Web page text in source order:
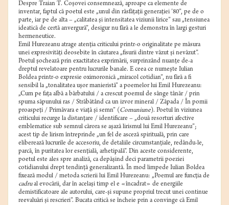
Despre Traian T. Coşovei consemnează, aproape ca elemente de
inventar, faptul că poetul este „unul din răsfăţaţii generaţiei ’80”, pe de o
parte, iar pe de alta – „calitatea şi intensitatea viziunii lirice” sau „tensiunea
ideatică de certă anvergură”, desigur nu fără a le demonstra în largi gesturi
hermeneutice.
Emil Hurezeanu atrage atenţia criticului printr-o originalitate pe măsura
unei expresivităţi deosebite în căutarea „fisurii dintre văzut şi nevăzut”.
Poetul şochează prin exactitatea exprimării, surprinzând nuanţe de-a
dreptul revelatoare pentru lucrurile banale. E ceea ce numeşte Iulian
Boldea printr-o expresie oximoronică „miracol cotidian”, nu fără a fi
sensibil la „tonalitatea uşor manieristă” a poemelor lui Emil Hurezeanu:
„Cum pe faţa albă a bărbatului / a crescut poemul de sânge tânăr / prin
spuma săpunului ras / Străbătând ca un izvor mineral / Zăpada / În pomii
proaspeţi / Primăvara e viaţă şi semn” ( Comuniune). Poetul în viziunea
criticului recurge la distanţare / identificare – „două resorturi afective
emblematice sub semnul cărora se aşază lirismul lui Emil Hurezeanu”;
acest tip de lirism întreprinde „un fel de asceză spirituală, prin care
eliberează lucrurile de accesoriu, de detaliile circumstanţiale, redându-le,
parcă, în puritatea lor esenţială, arhetipală”. Din aceste considerente,
poetul este ales spre analiză, ca depăşind deci parametrii poeziei
cotidianului drept tendinţă generalizantă. În mod limpede Iulian Boldea
fixează modul / metoda scrierii lui Emil Hurezeanu: „Poemul are funcţia de
cadrual evocării, dar în acelaşi timp el e «încadrat» de energiile
demistificatoare ale autorului, care-şi supune propriul trecut unei continue
reevaluări şi rescrieri”. Bucata critică se încheie prin a convinge că Emil